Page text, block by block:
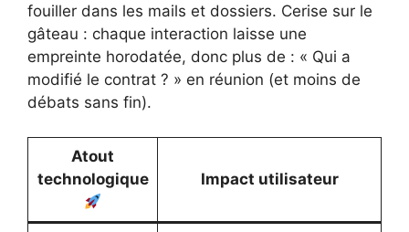
fouiller dans les mails et dossiers. Cerise sur le
gâteau : chaque interaction laisse une
empreinte horodatée, donc plus de : « Qui a
modifié le contrat ? » en réunion (et moins de
débats sans fin).
Atout
technologique
Impact utilisateur